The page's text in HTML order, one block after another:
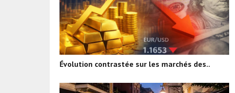
Évolution contrastée sur les marchés des..